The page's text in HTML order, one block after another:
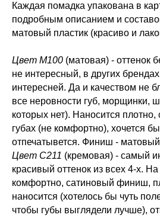
Каждая помадка упакована в
подробным описанием и
матовый пластик (красиво и
Цвет М100 (матовая) - оттенок
не интересный, в других
интересней. Да и качеством не
все неровности губ, морщинки,
которых нет). Наносится
губах (не комфортно), хочется
отпечатывется. Финиш -
Цвет С211 (кремовая) - самый
красивый оттенок из всех 4-х.
комфортно, сатиновый финиш,
наносится (хотелось бы чуть
чтобы губы выглядели лучше),